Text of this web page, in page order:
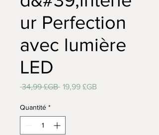
ur Perfection
avec lumière
LED
34,99 £GB Prix
19,99 £GB
Quantité *